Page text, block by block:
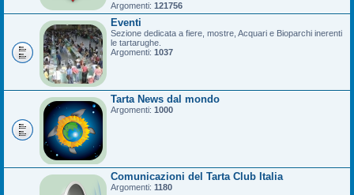
Argomenti: 121756
Eventi
Sezione dedicata a fiere, mostre, Acquari e Bioparchi inerenti
le tartarughe.
Argomenti: 1037
Tarta News dal mondo
Argomenti: 1000
Comunicazioni del Tarta Club Italia
Argomenti: 1180